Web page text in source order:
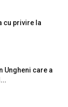
cu privire la
Ungheni care a